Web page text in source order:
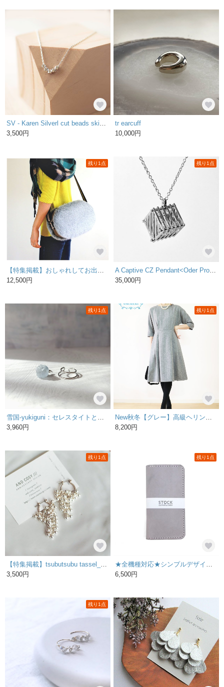
3,500円
tr earcuff
10,000円
残り1点
12,500円
残り1点
35,000円
残り1点
3,960円
残り1点
8,200円
残り1点
3,500円
残り1点
6,500円
残り1点